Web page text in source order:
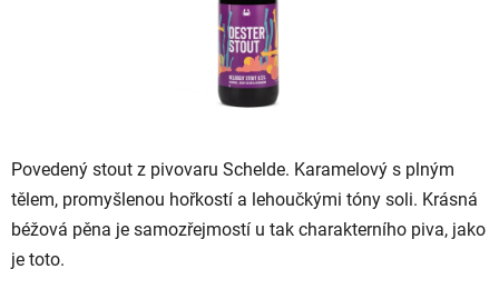
Povedený stout z pivovaru Schelde. Karamelový s plným
tělem, promyšlenou hořkostí a lehoučkými tóny soli. Krásná
béžová pěna je samozřejmostí u tak charakterního piva, jako
je toto.